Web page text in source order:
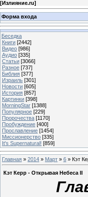
[Излияние.ru]
Форма входа
Беседка
Книги [2442]
Видео [986]
Аудио [335]
Статьи [3066]
Разное [737]
Библия [377]
Израиль [301]
Новости [605]
История [857]
Картинки [398]
MorningStar [1388]
Популярное [229]
Пророчества [1170]
Пробуждение [400]
Прославление [1454]
Миссионерство [335]
It's Supernatural! [859]
Главная » 2014 » Март » 6 » Кэт
Кэт Керр - Открывая Небеса II